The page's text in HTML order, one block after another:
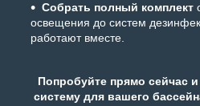
Собрать полный комплект
освещения до систем
работают вместе.
Попробуйте прямо сейчас
систему для вашего